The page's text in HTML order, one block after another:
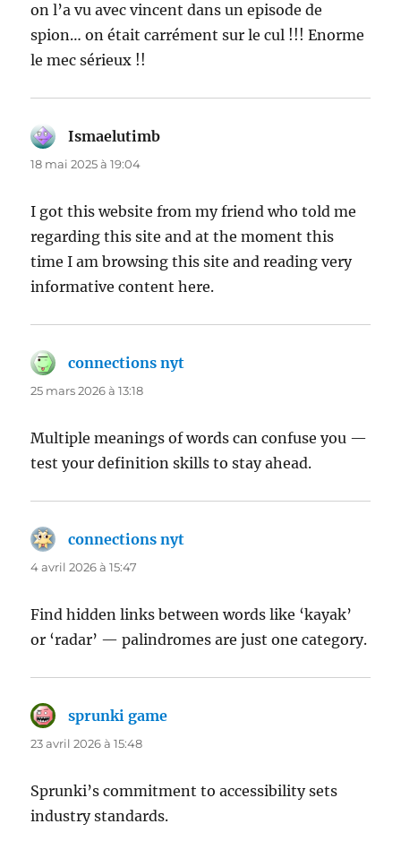
on l’a vu avec vincent dans un episode de
spion… on était carrément sur le cul !!! Enorme
le mec sérieux !!
Ismaelutimb
18 mai 2025 à 19:04
I got this website from my friend who told me
regarding this site and at the moment this
time I am browsing this site and reading very
informative content here.
connections nyt
25 mars 2026 à 13:18
Multiple meanings of words can confuse you —
test your definition skills to stay ahead.
connections nyt
4 avril 2026 à 15:47
Find hidden links between words like ‘kayak’
or ‘radar’ — palindromes are just one category.
sprunki game
23 avril 2026 à 15:48
Sprunki’s commitment to accessibility sets
industry standards.